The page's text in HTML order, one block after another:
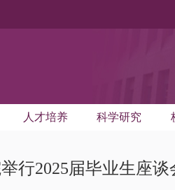
人才培养 科学研究
行2025届毕业生座谈